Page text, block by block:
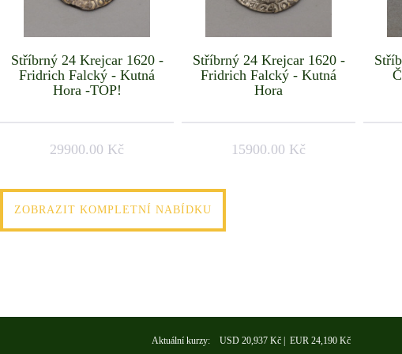
Stříbrný 24 Krejcar 1620 -
Fridrich Falcký - Kutná
Hora -TOP!
29900.00 Kč
Stříbrný 24 Krejcar 1620 -
Fridrich Falcký - Kutná
Hora
15900.00 Kč
ZOBRAZIT KOMPLETNÍ NABÍDKU
Aktuální kurzy: USD 20,937 Kč | EUR 24,190 Kč